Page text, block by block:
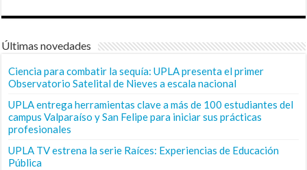
Últimas novedades
Ciencia para combatir la sequía: UPLA presenta el primer
Observatorio Satelital de Nieves a escala nacional
UPLA entrega herramientas clave a más de 100 estudiantes del
campus Valparaíso y San Felipe para iniciar sus prácticas
profesionales
UPLA TV estrena la serie Raíces: Experiencias de Educación
Pública